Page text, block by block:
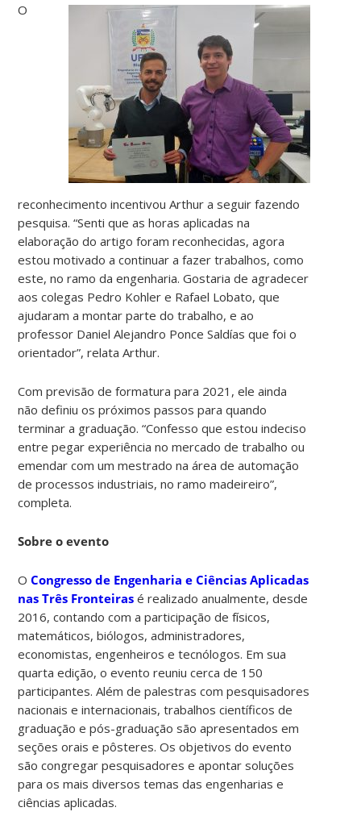
O
reconhecimento incentivou Arthur a seguir fazendo
pesquisa. “Senti que as horas aplicadas na
elaboração do artigo foram reconhecidas, agora
estou motivado a continuar a fazer trabalhos, como
este, no ramo da engenharia. Gostaria de agradecer
aos colegas Pedro Kohler e Rafael Lobato, que
ajudaram a montar parte do trabalho, e ao
professor Daniel Alejandro Ponce Saldías que foi o
orientador”, relata Arthur.
Com previsão de formatura para 2021, ele ainda
não definiu os próximos passos para quando
terminar a graduação. “Confesso que estou indeciso
entre pegar experiência no mercado de trabalho ou
emendar com um mestrado na área de automação
de processos industriais, no ramo madeireiro”,
completa.
Sobre o evento
OCongresso de Engenharia e Ciências Aplicadas
nas Três Fronteiras é realizado anualmente, desde
2016, contando com a participação de físicos,
matemáticos, biólogos, administradores,
economistas, engenheiros e tecnólogos. Em sua
quarta edição, o evento reuniu cerca de 150
participantes. Além de palestras com pesquisadores
nacionais e internacionais, trabalhos científicos de
graduação e pós-graduação são apresentados em
seções orais e pôsteres. Os objetivos do evento
são congregar pesquisadores e apontar soluções
para os mais diversos temas das engenharias e
ciências aplicadas.